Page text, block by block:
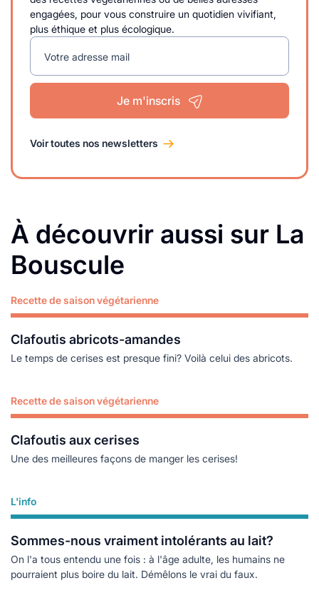
engagées, pour vous construire un quotidien vivifiant,
plus éthique et plus écologique.
Votre adresse mail
Je m'inscris
Voir toutes nos newsletters
À découvrir aussi sur La
Bouscule
Recette de saison végétarienne
Clafoutis abricots-amandes
Le temps de cerises est presque fini? Voilà celui des abricots.
Lire plus
Recette de saison végétarienne
Clafoutis aux cerises
Une des meilleures façons de manger les cerises!
Lire plus
L'info
Sommes-nous vraiment intolérants au lait?
On l'a tous entendu une fois : à l'âge adulte, les humains ne
pourraient plus boire du lait. Démêlons le vrai du faux.
Lire plus